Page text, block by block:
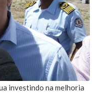
investindo na melhoria